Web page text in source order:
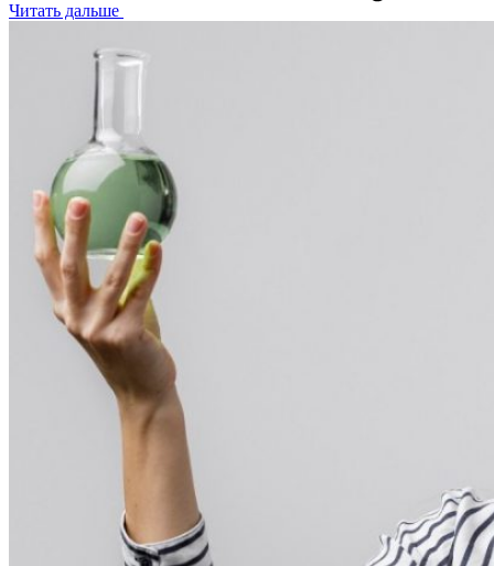
Читать дальше